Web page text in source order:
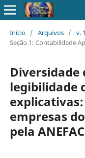
Início / Arquivos / v.
Seção 1: Contabilidade
Diversidade
legibilidade
empresas
pela ANEFAC